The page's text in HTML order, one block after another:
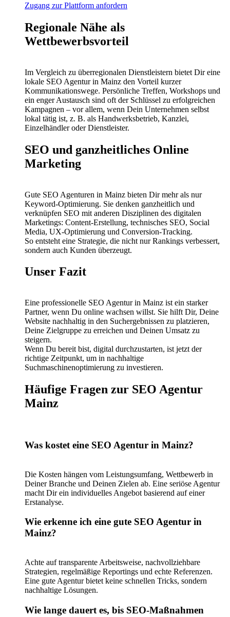
Zugang zur Plattform anfordern
Regionale Nähe als
Wettbewerbsvorteil
Im Vergleich zu überregionalen Dienstleistern bietet Dir eine
lokale SEO Agentur in Mainz den Vorteil kurzer
Kommunikationswege. Persönliche Treffen, Workshops und
ein enger Austausch sind oft der Schlüssel zu erfolgreichen
Kampagnen – vor allem, wenn Dein Unternehmen selbst
lokal tätig ist, z. B. als Handwerksbetrieb, Kanzlei,
Einzelhändler oder Dienstleister.
SEO und ganzheitliches Online
Marketing
Gute SEO Agenturen in Mainz bieten Dir mehr als nur
Keyword-Optimierung. Sie denken ganzheitlich und
verknüpfen SEO mit anderen Disziplinen des digitalen
Marketings: Content-Erstellung, technisches SEO, Social
Media, UX-Optimierung und Conversion-Tracking.
So entsteht eine Strategie, die nicht nur Rankings verbessert,
sondern auch Kunden überzeugt.
Unser Fazit
Eine professionelle SEO Agentur in Mainz ist ein starker
Partner, wenn Du online wachsen willst. Sie hilft Dir, Deine
Website nachhaltig in den Suchergebnissen zu platzieren,
Deine Zielgruppe zu erreichen und Deinen Umsatz zu
steigern.
Wenn Du bereit bist, digital durchzustarten, ist jetzt der
richtige Zeitpunkt, um in nachhaltige
Suchmaschinenoptimierung zu investieren.
Häufige Fragen zur SEO Agentur
Mainz
Was kostet eine SEO Agentur in Mainz?
Die Kosten hängen vom Leistungsumfang, Wettbewerb in
Deiner Branche und Deinen Zielen ab. Eine seriöse Agentur
macht Dir ein individuelles Angebot basierend auf einer
Erstanalyse.
Wie erkenne ich eine gute SEO Agentur in
Mainz?
Achte auf transparente Arbeitsweise, nachvollziehbare
Strategien, regelmäßige Reportings und echte Referenzen.
Eine gute Agentur bietet keine schnellen Tricks, sondern
nachhaltige Lösungen.
Wie lange dauert es, bis SEO-Maßnahmen